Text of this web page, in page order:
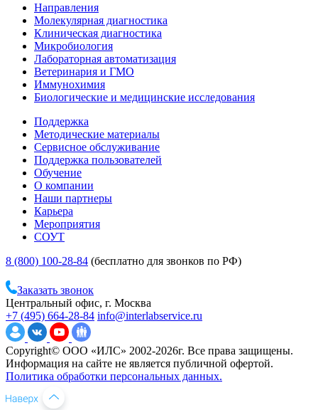
Направления
Молекулярная диагностика
Клиническая диагностика
Микробиология
Лабораторная автоматизация
Ветеринария и ГМО
Иммунохимия
Биологические и медицинские исследования
Поддержка
Методические материалы
Сервисное обслуживание
Поддержка пользователей
Обучение
О компании
Наши партнеры
Карьера
Мероприятия
СОУТ
8 (800) 100-28-84 (бесплатно для звонков по РФ)
Заказать звонок
Центральный офис, г. Москва
+7 (495) 664-28-84 info@interlabservice.ru
Copyright© ООО «ИЛС» 2002-2026г. Все права защищены.
Информация на сайте не является публичной офертой.
Политика обработки персональных данных.